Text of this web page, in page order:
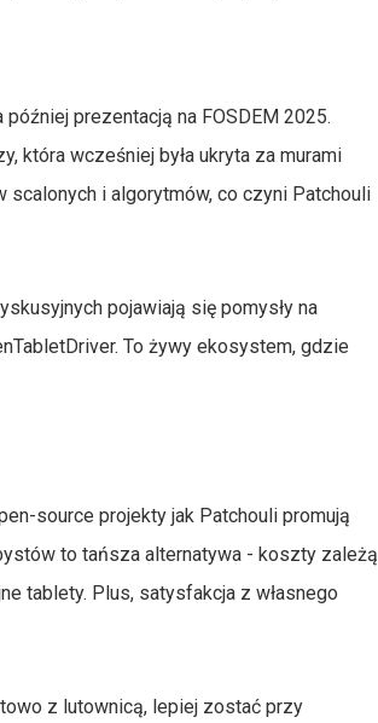
prezentacją na FOSDEM 2025.
która wcześniej była ukryta za murami
scalonych i algorytmów, co czyni Patchouli
pojawiają się pomysły na
To żywy ekosystem, gdzie
source projekty jak Patchouli promują
to tańsza alternatywa - koszty zależą
tablety. Plus, satysfakcja z własnego
z lutownicą, lepiej zostać przy